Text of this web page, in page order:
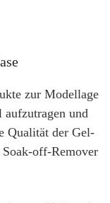
zur Modellage
und
Qualität der Gel-
off-Remover